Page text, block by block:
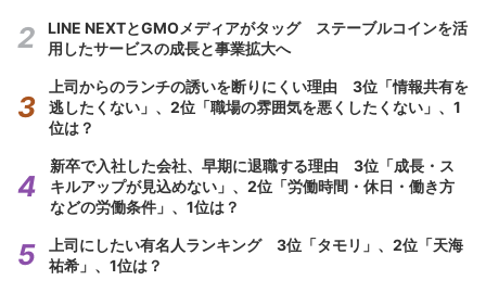
LINE NEXTとGMOメディアがタッグ ステーブルコインを活
用したサービスの成長と事業拡大へ
上司からのランチの誘いを断りにくい理由 3位「情報共有を
逃したくない」、2位「職場の雰囲気を悪くしたくない」、1
位は？
新卒で入社した会社、早期に退職する理由 3位「成長・ス
キルアップが見込めない」、2位「労働時間・休日・働き方
などの労働条件」、1位は？
上司にしたい有名人ランキング 3位「タモリ」、2位「天海
祐希」、1位は？